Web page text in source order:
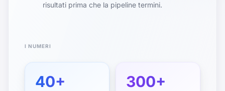
risultati prima che la pipeline termini.
I NUMERI
40+ 300+